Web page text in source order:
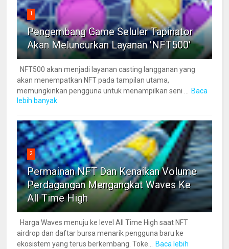
1
Pengembang Game Seluler Tapinator
Akan Meluncurkan Layanan 'NFT500'
NFT500 akan menjadi layanan casting langganan yang
akan menempatkan NFT pada tampilan utama,
memungkinkan pengguna untuk menampilkan seni ... Baca
lebih banyak
2
Permainan NFT Dan Kenaikan Volume
Perdagangan Mengangkat Waves Ke
All Time High
Harga Waves menuju ke level All Time High saat NFT
airdrop dan daftar bursa menarik pengguna baru ke
ekosistem yang terus berkembang. Toke... Baca lebih